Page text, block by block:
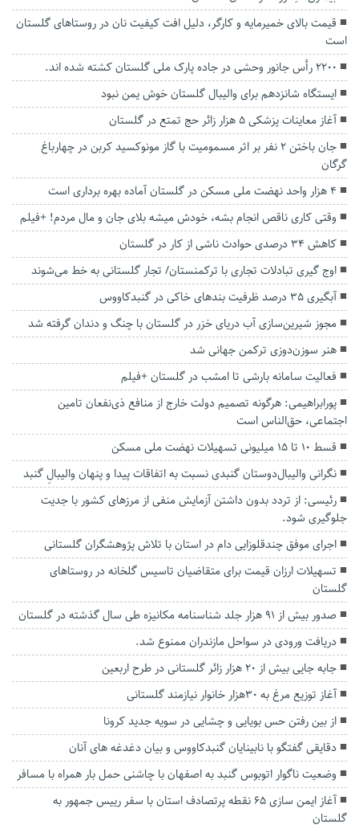
قیمت بالای خمیرمایه و کارگر، دلیل افت کیفیت نان در روستاهای گلستان
است
۲۲۰۰ رأس جانور وحشی در جاده پارک ملی گلستان کشته شده اند.
ایستگاه شانزدهم برای والیبال گلستان خوش یمن نبود
آغاز معاینات پزشکی ۵ هزار زائر حج تمتع در گلستان
جان باختن ۲ نفر بر اثر مسمومیت با گاز مونوکسید کربن در چهارباغ
گرگان
۴ هزار واحد نهضت ملی مسکن در گلستان آماده بهره برداری است
وقتی کاری ناقص انجام بشه، خودش میشه بلای جان و‌ مال مردم! +فیلم
کاهش ۳۴ درصدی حوادث ناشی از کار در گلستان
اوج گیری تبادلات تجاری با ترکمنستان/ تجار گلستانی به خط می‌شوند
آبگیری ۳۵ درصد ظرفیت بند‌های خاکی در گنبدکاووس
مجوز شیرین‌سازی آب دریای خزر در گلستان با چنگ و دندان گرفته شد
هنر سوزن‌دوزی ترکمن جهانی شد
فعالیت سامانه بارشی تا امشب در گلستان +فیلم
پورابراهیمی: هرگونه تصمیم دولت خارج از منافع ذی‌نفعان تامین
اجتماعی، حق‌الناس است
قسط ۱۰ تا ۱۵ میلیونی تسهیلات نهضت ملی مسکن
نگرانی والیبال‌دوستان گنبدی نسبت به اتفاقات‌ پیدا و پنهان والیبالِ گنبد
رئیسی: از تردد بدون داشتن آزمایش منفی از مرزهای کشور با جدیت
جلوگیری شود.
اجرای موفق چندقلوزایی دام در استان با تلاش پژوهشگران گلستانی
تسهیلات ارزان قیمت برای متقاضیان تاسیس گلخانه در روستا‌های
گلستان
صدور بیش از ۹۱ هزار جلد شناسنامه مکانیزه طی سال گذشته در گلستان
دریافت ورودی در سواحل مازندران ممنوع شد.
جابه جایی بیش از ۲۰ هزار زائر گلستانی در طرح اربعین
آغاز توزیع مرغ به ۳۰هزار خانوار نیازمند گلستانی
از بین رفتن حس بویایی و چشایی در سویه جدید کرونا
دقایقی گفتگو با نابینایان گنبدکاووس و بیان دغدغه های آنان
وضعیت ناگوار اتوبوس گنبد به اصفهان با چاشنی حمل بار همراه با مسافر
آغاز ایمن سازی ۶۵ نقطه پرتصادف استان با سفر رییس جمهور به
گلستان